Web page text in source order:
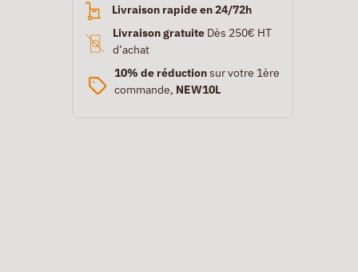
Livraison rapide en 24/72h
Livraison gratuiteDès 250€ HT
d’achat
10% de réductionsur votre 1ère
commande, NEW10L